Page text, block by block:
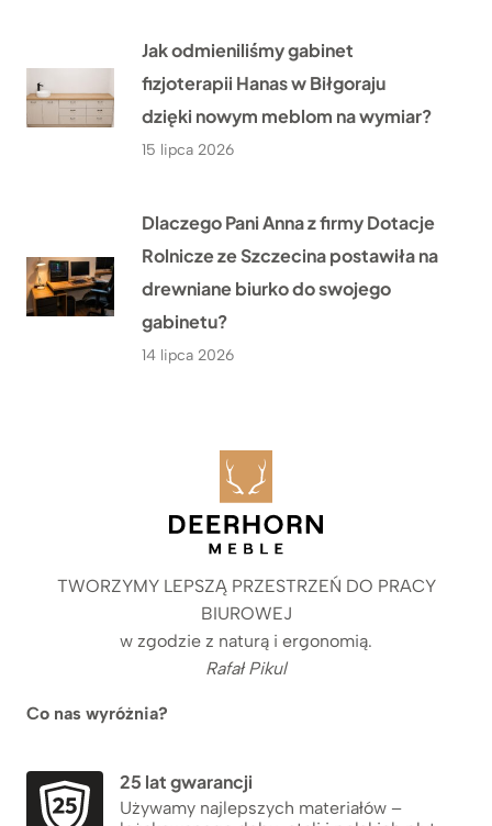
Jak odmieniliśmy gabinet
fizjoterapii Hanas w Biłgoraju
dzięki nowym meblom na wymiar?
15 lipca 2026
Dlaczego Pani Anna z firmy Dotacje
Rolnicze ze Szczecina postawiła na
drewniane biurko do swojego
gabinetu?
14 lipca 2026
TWORZYMY LEPSZĄ PRZESTRZEŃ DO PRACY
BIUROWEJ
w zgodzie z naturą i ergonomią.
Rafał Pikul
Co nas wyróżnia?
25 lat gwarancji
Używamy najlepszych materiałów –